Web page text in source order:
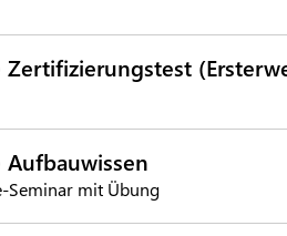
Seminar mit Übung